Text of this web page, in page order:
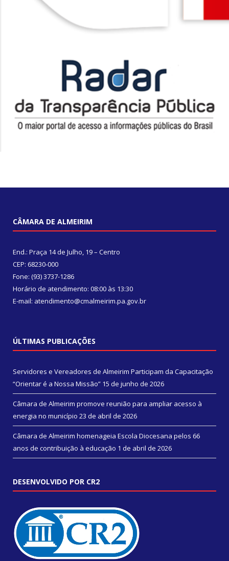
CÂMARA DE ALMEIRIM
End.: Praça 14 de Julho, 19 – Centro
CEP: 68230-000
Fone: (93) 3737-1286
Horário de atendimento: 08:00 às 13:30
E-mail: atendimento@cmalmeirim.pa.gov.br
ÚLTIMAS PUBLICAÇÕES
Servidores e Vereadores de Almeirim Participam da Capacitação
“Orientar é a Nossa Missão” 15 de junho de 2026
Câmara de Almeirim promove reunião para ampliar acesso à
energia no município 23 de abril de 2026
Câmara de Almeirim homenageia Escola Diocesana pelos 66
anos de contribuição à educação 1 de abril de 2026
DESENVOLVIDO POR CR2